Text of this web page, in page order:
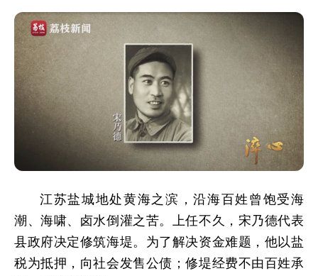
江苏盐城地处黄海之滨，沿海百姓曾饱受海
潮、海啸、卤水倒灌之苦。上任不久，宋乃德代表
县政府决定修筑海堤。为了解决资金难题，他以盐
税为抵押，向社会发售公债；修堤经费不由百姓承